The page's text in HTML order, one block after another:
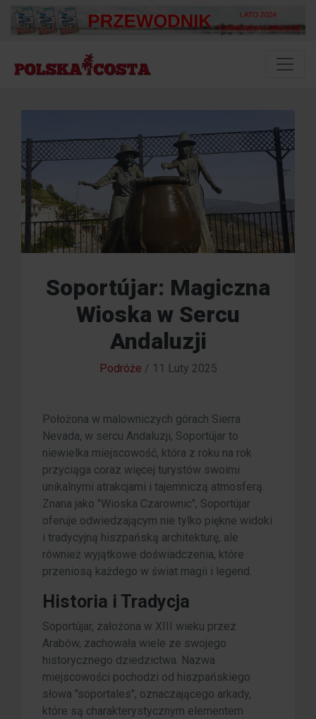
Soportújar: Magiczna
Wioska w Sercu
Andaluzji
Podróże / 11 Luty 2025
Położona w malowniczych górach Sierra
Nevada, w sercu Andaluzji, Soportújar to
niewielka miejscowość, która z roku na rok
przyciąga coraz więcej turystów swoimi
unikalnymi atrakcjami i tajemniczą atmosferą.
Znana jako "Wioska Czarownic", Soportújar
oferuje odwiedzającym nie tylko piękne widoki
i tradycyjną hiszpańską architekturę, ale
również wyjątkowe doświadczenia, które
przeniosą każdego w świat magii i legend.
Historia i Tradycja
Soportújar, założona w XIII wieku przez
Arabów, zachowała wiele ze swojego
historycznego dziedzictwa. Nazwa
miejscowości pochodzi od hiszpańskiego
słowa "soportales", oznaczającego arkady,
które są charakterystycznym elementem